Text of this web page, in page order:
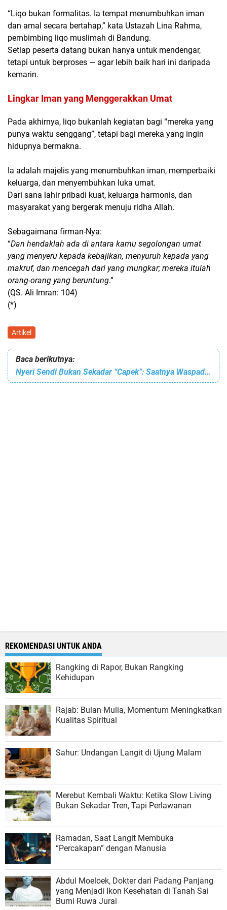
“Liqo bukan formalitas. Ia tempat menumbuhkan iman
dan amal secara bertahap,” kata Ustazah Lina Rahma,
pembimbing liqo muslimah di Bandung.
Setiap peserta datang bukan hanya untuk mendengar,
tetapi untuk berproses — agar lebih baik hari ini daripada
kemarin.
Lingkar Iman yang Menggerakkan Umat
Pada akhirnya, liqo bukanlah kegiatan bagi “mereka yang
punya waktu senggang”, tetapi bagi mereka yang ingin
hidupnya bermakna.
Ia adalah majelis yang menumbuhkan iman, memperbaiki
keluarga, dan menyembuhkan luka umat.
Dari sana lahir pribadi kuat, keluarga harmonis, dan
masyarakat yang bergerak menuju ridha Allah.
Sebagaimana firman-Nya:
“Dan hendaklah ada di antara kamu segolongan umat
yang menyeru kepada kebajikan, menyuruh kepada yang
makruf, dan mencegah dari yang mungkar; mereka itulah
orang-orang yang beruntung.”
(QS. Ali Imran: 104)
(*)
Artikel
Baca berikutnya:
Nyeri Sendi Bukan Sekadar “Capek”: Saatnya Waspadai Artritis di Hari Artritis Sedunia
REKOMENDASI UNTUK ANDA
Rangking di Rapor, Bukan Rangking
Kehidupan
Rajab: Bulan Mulia, Momentum Meningkatkan
Kualitas Spiritual
Sahur: Undangan Langit di Ujung Malam
Merebut Kembali Waktu: Ketika Slow Living
Bukan Sekadar Tren, Tapi Perlawanan
Ramadan, Saat Langit Membuka
“Percakapan” dengan Manusia
Abdul Moeloek, Dokter dari Padang Panjang
yang Menjadi Ikon Kesehatan di Tanah Sai
Bumi Ruwa Jurai